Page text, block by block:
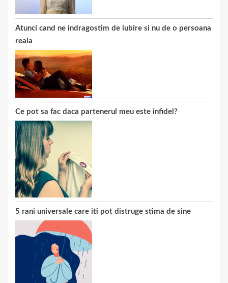
Atunci cand ne indragostim de iubire si nu de o persoana
reala
Ce pot sa fac daca partenerul meu este infidel?
5 rani universale care iti pot distruge stima de sine